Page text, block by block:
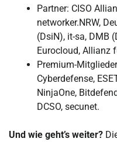
Partner: CISO
networker.NRW,
(DsiN), it-sa, DMB
Eurocloud, Allianz
Premium-
Cyberdefense,
NinjaOne,
DCSO, secunet.
Und wie geht’s weiter?